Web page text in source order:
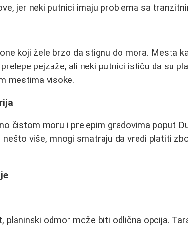
jer neki putnici imaju problema sa
koji žele brzo da stignu do mora. Mesta
pejzaže, ali neki putnici ističu da su
mestima visoke.
čistom moru i prelepim gradovima poput
nešto više, mnogi smatraju da vredi platiti
planinski odmor može biti odlična opcija.